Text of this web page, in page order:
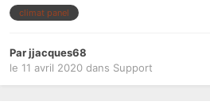
climat panel
Parjjacques68
le 11 avril 2020 dans Support